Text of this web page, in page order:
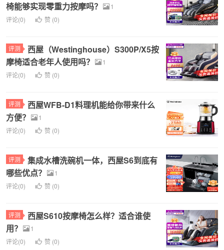
椅能够实现零重力按摩吗？
1
评论(0)
赞 (0)
评测
西屋（Westinghouse）S300P/X5按
摩椅适合老年人使用吗？
1
评论(0)
赞 (0)
评测
西屋WFB-D1料理机能给你带来什么
方便？
1
评论(0)
赞 (0)
评测
集成水槽洗碗机一体，西屋S6到底有
哪些优点？
1
评论(0)
赞 (0)
评测
西屋S610按摩椅怎么样？适合谁使
用？
1
评论(0)
赞 (0)